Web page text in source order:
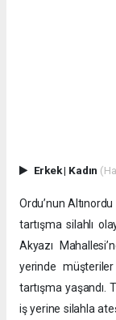
Erkek| Kadın
Ordu’nun
tartışma silahlı
Akyazı
yerinde
tartışma yaşandı.
iş yerine silahla